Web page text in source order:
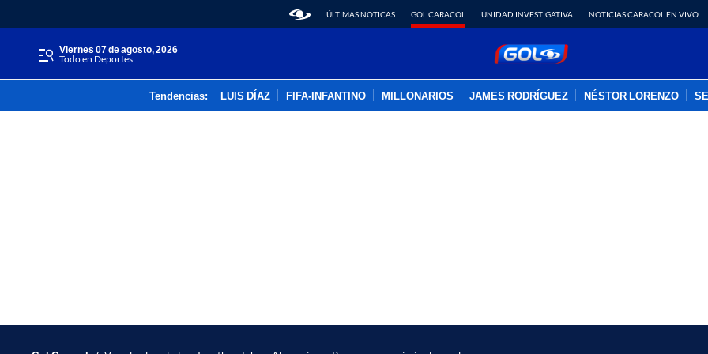
ÚLTIMAS NOTICAS GOL CARACOL UNIDAD INVESTIGATIVA NOTICIAS CARACOL EN VIVO
viernes 07 de agosto, 2026
Todo en Deportes
Tendencias: LUIS DÍAZ FIFA-INFANTINO MILLONARIOS JAMES RODRÍGUEZ NÉSTOR LORENZO